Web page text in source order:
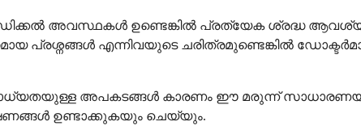
അവസ്ഥകൾ ഉണ്ടെങ്കിൽ പ്രത്യേക ശ്രദ്ധ
എന്നിവയുടെ ചരിത്രമുണ്ടെങ്കിൽ
അപകടങ്ങൾ കാരണം ഈ മരുന്ന്
ഉണ്ടാക്കുകയും ചെയ്യും.